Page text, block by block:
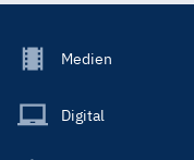
Footer
Main
Medien
Digital